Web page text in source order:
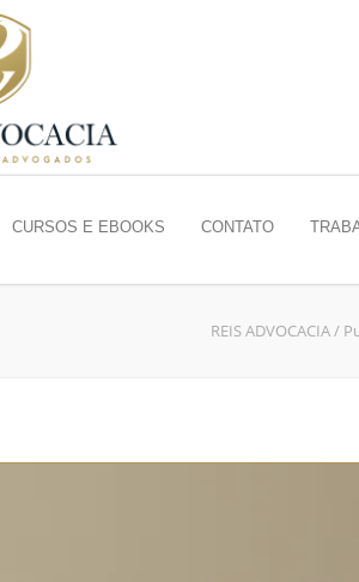
CURSOS E EBOOKS CONTATO
REIS ADVOCACIA/